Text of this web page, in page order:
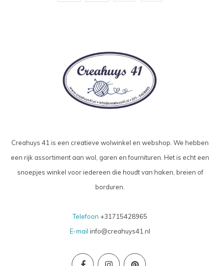
Creahuys 41 is een creatieve wolwinkel en webshop. We hebben
een rijk assortiment aan wol, garen en fournituren. Het is echt een
snoepjes winkel voor iedereen die houdt van haken, breien of
borduren.
Telefoon +31715428965
E-mail info@creahuys41.nl